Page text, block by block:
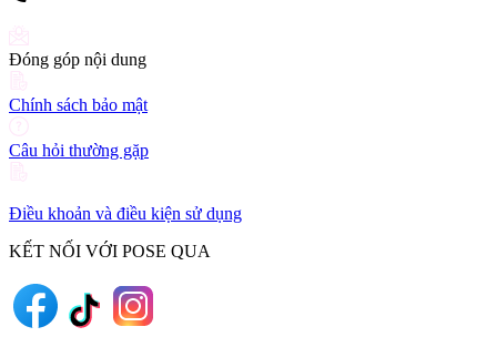
Đóng góp nội dung
Chính sách bảo mật
Câu hỏi thường gặp
Điều khoản và điều kiện sử dụng
KẾT NỐI VỚI POSE QUA